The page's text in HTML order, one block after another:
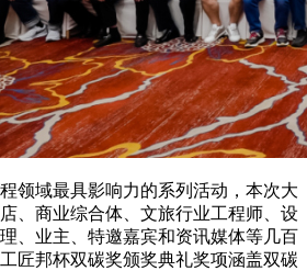
领域最具影响力的系列活动，本次大
、商业综合体、文旅行业工程师、设
、业主、特邀嘉宾和资讯媒体等几百
匠邦杯双碳奖颁奖典礼奖项涵盖双碳